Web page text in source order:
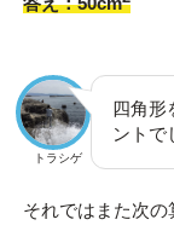
トラシゲ
四角形
ントで
それではまた次の